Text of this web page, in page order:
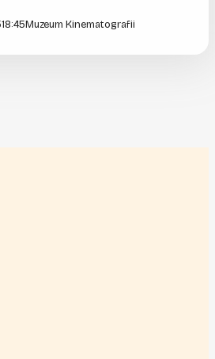
18:45Muzeum Kinematografii